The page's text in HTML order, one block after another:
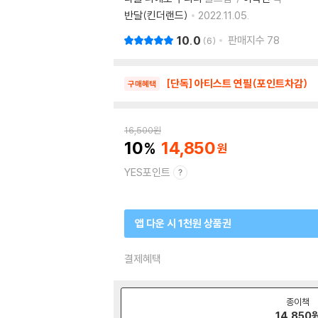
반달(킨더랜드)
2022.11.05.
10.0 6 판매지수 78
구매혜택 [단독] 아티스트 연필(포인트차감)
16,500원
10 14,850
YES포인트
앱 다운 시 1천원 상품권
결제혜택
종이책
14,850